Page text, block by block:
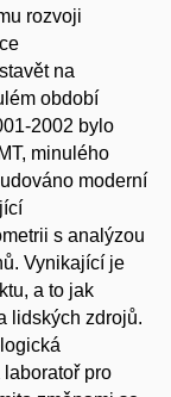
rozvoji
na
období
2002 bylo
minulého
moderní
s analýzou
Vynikající je
a to jak
lidských zdrojů.
pro